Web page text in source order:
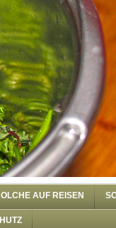
AUF REISEN